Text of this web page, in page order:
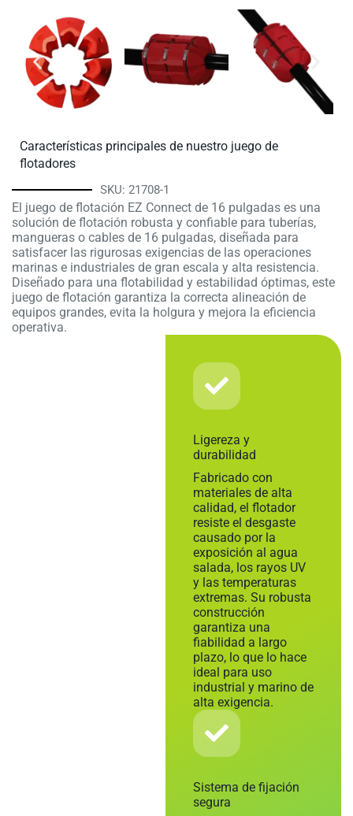
Características principales de nuestro juego de
flotadores
SKU: 21708-1
El juego de flotación EZ Connect de 16 pulgadas es una
solución de flotación robusta y confiable para tuberías,
mangueras o cables de 16 pulgadas, diseñada para
satisfacer las rigurosas exigencias de las operaciones
marinas e industriales de gran escala y alta resistencia.
Diseñado para una flotabilidad y estabilidad óptimas, este
juego de flotación garantiza la correcta alineación de
equipos grandes, evita la holgura y mejora la eficiencia
operativa.
Ligereza y
durabilidad
Fabricado con
materiales de alta
calidad, el flotador
resiste el desgaste
causado por la
exposición al agua
salada, los rayos UV
y las temperaturas
extremas. Su robusta
construcción
garantiza una
fiabilidad a largo
plazo, lo que lo hace
ideal para uso
industrial y marino de
alta exigencia.
Sistema de fijación
segura